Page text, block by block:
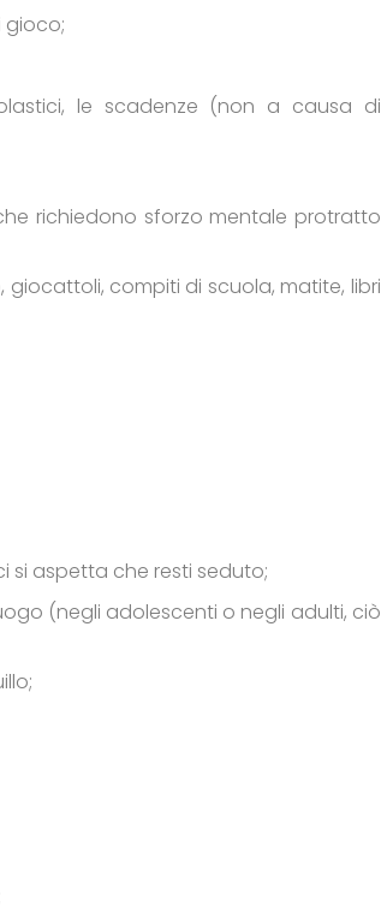
gioco;
le scadenze (non a causa di
richiedono sforzo mentale protratto
compiti di scuola, matite, libri
si aspetta che resti seduto;
(negli adolescenti o negli adulti, ciò